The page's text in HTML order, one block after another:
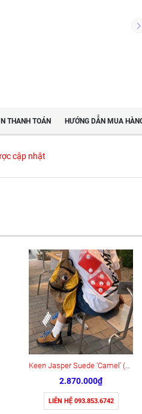
THANH TOÁN HƯỚNG DẪN MUA
cập nhật
Keen Jasper Suede ‘Camel’ (1004337)
2.870.000₫
LIÊN HỆ 093.853.6742